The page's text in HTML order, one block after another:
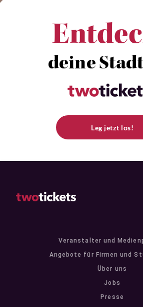
deine
Leg jetzt los!
Veranstalter und
Angebote für Firmen und
Über uns
Jobs
Presse